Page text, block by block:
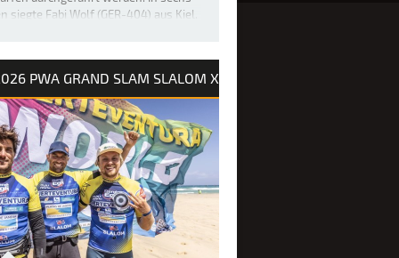
siegte Fabi Wolf (GER-404) aus Kiel.
PWA GRAND SLAM SLALOM X